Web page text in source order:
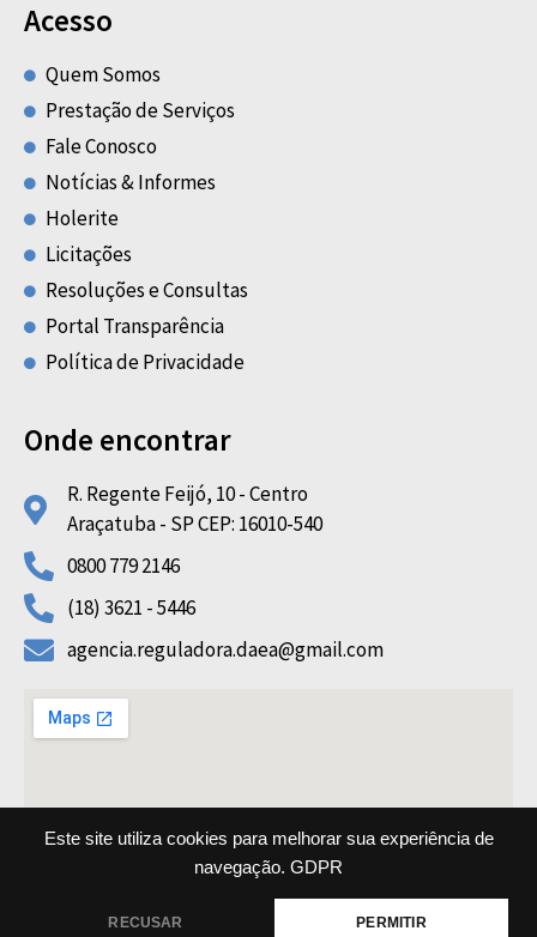
Este site utiliza cookies para melhorar sua experiência de
navegação. GDPR
RECUSAR PERMITIR
Acesso
Quem Somos
Prestação de Serviços
Fale Conosco
Notícias & Informes
Holerite
Licitações
Resoluções e Consultas
Portal Transparência
Política de Privacidade
Onde encontrar
R. Regente Feijó, 10 - Centro
Araçatuba - SP CEP: 16010-540
0800 779 2146
(18) 3621 - 5446
agencia.reguladora.daea@gmail.com
Copyright © 2022 AGRF DAEA All rights reserved